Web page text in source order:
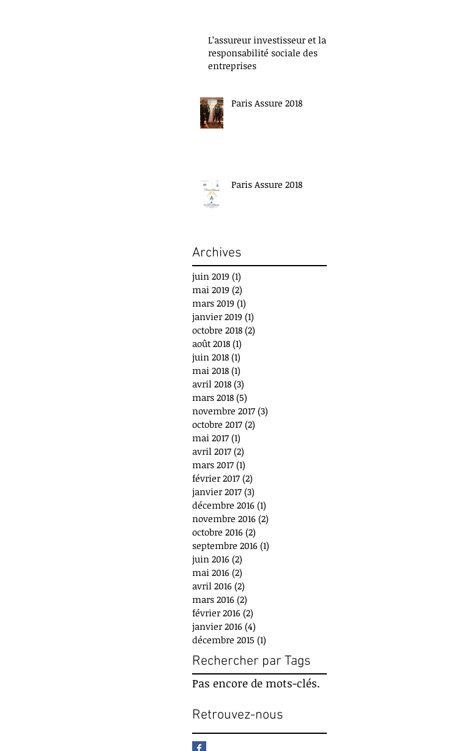
L’assureur investisseur et la
responsabilité sociale des
entreprises
Paris Assure 2018
Paris Assure 2018
Archives
juin 2019 (1)
mai 2019 (2)
mars 2019 (1)
janvier 2019 (1)
octobre 2018 (2)
août 2018 (1)
juin 2018 (1)
mai 2018 (1)
avril 2018 (3)
mars 2018 (5)
novembre 2017 (3)
octobre 2017 (2)
mai 2017 (1)
avril 2017 (2)
mars 2017 (1)
février 2017 (2)
janvier 2017 (3)
décembre 2016 (1)
novembre 2016 (2)
octobre 2016 (2)
septembre 2016 (1)
juin 2016 (2)
mai 2016 (2)
avril 2016 (2)
mars 2016 (2)
février 2016 (2)
janvier 2016 (4)
décembre 2015 (1)
Rechercher par Tags
Pas encore de mots-clés.
Retrouvez-nous